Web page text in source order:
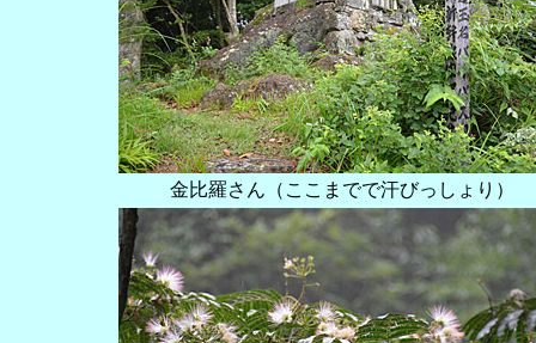
金比羅さん（ここまでで汗びっしょり）